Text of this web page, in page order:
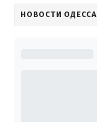
НОВОСТИ ОДЕССА